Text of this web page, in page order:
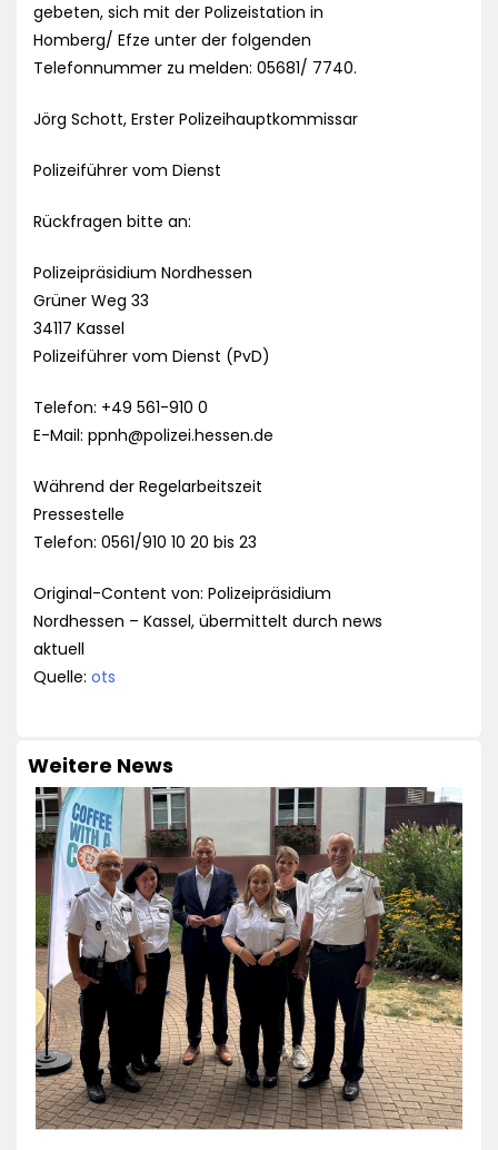
gebeten, sich mit der Polizeistation in
Homberg/ Efze unter der folgenden
Telefonnummer zu melden: 05681/ 7740.
Jörg Schott, Erster Polizeihauptkommissar
Polizeiführer vom Dienst
Rückfragen bitte an:
Polizeipräsidium Nordhessen
Grüner Weg 33
34117 Kassel
Polizeiführer vom Dienst (PvD)
Telefon: +49 561-910 0
E-Mail: ppnh@polizei.hessen.de
Während der Regelarbeitszeit
Pressestelle
Telefon: 0561/910 10 20 bis 23
Original-Content von: Polizeipräsidium
Nordhessen – Kassel, übermittelt durch news
aktuell
Quelle: ots
Weitere News